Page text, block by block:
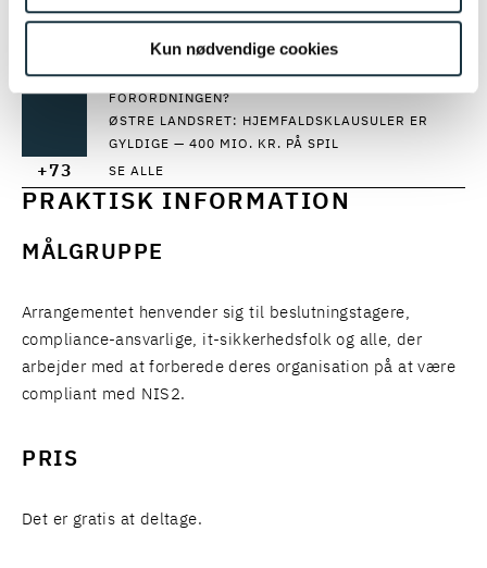
Kun nødvendige cookies
HVORNÅR ER OFFENTLIGE MYNDIGHEDERS AI-
SYSTEMER HØJRISIKO EFTER AI-
FORORDNINGEN?
ØSTRE LANDSRET: HJEMFALDSKLAUSULER ER
GYLDIGE — 400 MIO. KR. PÅ SPIL
+73 SE ALLE
PRAKTISK INFORMATION
MÅLGRUPPE
Arrangementet henvender sig til beslutningstagere,
compliance-ansvarlige, it-sikkerhedsfolk og alle, der
arbejder med at forberede deres organisation på at være
compliant med NIS2.
PRIS
Det er gratis at deltage.